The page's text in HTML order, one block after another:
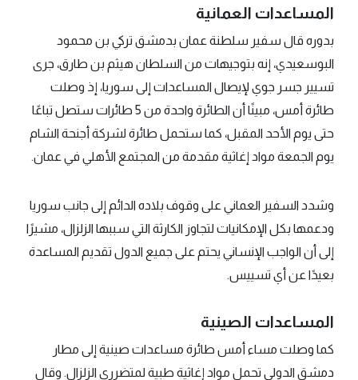
المساعدات العمانية
بدوره قال سفير سلطنة عمان بدمشق تركي بن محمود
البوسعيدي، إنه بتوجيهات من السلطان هيثم بن طارق، جرى
تسيير جسر جوي لإيصال المساعدات إلى سوريا، إذ وصلت
طائرة أمس، مبينًا أن الطائرة واحدة من 5 طائرات ستصل تباعًا
حتى يوم الأحد المقبل، كما ستحمل طائرة لشركة أجنحة الشام
يوم الجمعة مواد إغاثية مقدمة من المجتمع الأهلي في عمان.
وشدد السفير العماني على وقوف بلاده الدائم إلى جانب سوريا
ودعمها بكل الإمكانيات لتجاوز الكارثة التي سببها الزلزال، مشيرًا
إلى أن الواجب الإنساني يحتم على جميع الدول تقديم المساعدة
بعيدًا عن أي تسييس.
المساعدات الصينية
كما وصلت مساء أمس طائرة مساعدات صينية إلى مطار
دمشق الدولي تحمل مواد إغاثية طبية لمتضرري الزلزال. وقال